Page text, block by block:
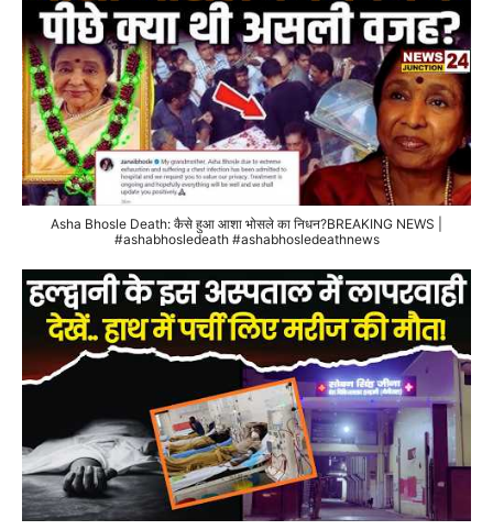
Asha Bhosle Death: कैसे हुआ आशा भोसले का निधन?BREAKING NEWS |
#ashabhosledeath #ashabhosledeathnews